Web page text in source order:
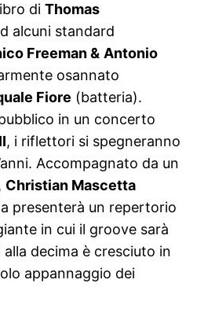
di Thomas
alcuni standard
Freeman & Antonio
osannato
Fiore (batteria).
in un concerto
, i riflettori si spegneranno
Accompagnato da un
Christian Mascetta
presenterà un repertorio
in cui il groove sarà
decima è cresciuto in
appannaggio dei